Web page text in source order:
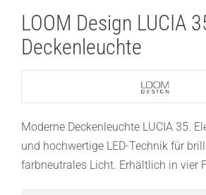
LOOM Design LUCIA
Deckenleuchte
Moderne Deckenleuchte LUCIA 35.
und hochwertige LED-Technik für
farbneutrales Licht. Erhältlich in vier